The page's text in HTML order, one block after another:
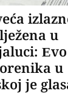
u
u
je